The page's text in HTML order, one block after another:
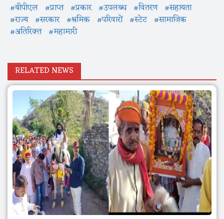
#बीपीएल #प्राप्त #प्रकार #उपलब्ध #वितरण #सहायता
#राज्य #सरकार #श्रमिक #परिवारों #स्टेट #सामाजिक
#अतिरिक्त #महामारी
RELATED NEWS